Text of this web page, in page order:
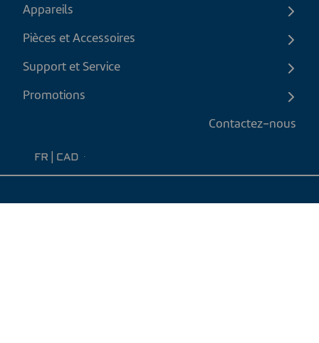
Appareils
Pièces et Accessoires
Support et Service
Promotions
Contactez-nous
FR CAD